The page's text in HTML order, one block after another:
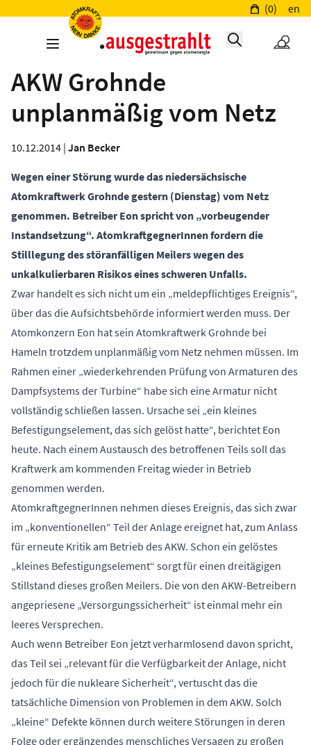
(0) en
AKW Grohnde
unplanmäßig vom Netz
10.12.2014 | Jan Becker
Wegen einer Störung wurde das niedersächsische
Atomkraftwerk Grohnde gestern (Dienstag) vom Netz
genommen. Betreiber Eon spricht von „vorbeugender
Instandsetzung“. AtomkraftgegnerInnen fordern die
Stilllegung des störanfälligen Meilers wegen des
unkalkulierbaren Risikos eines schweren Unfalls.
Zwar handelt es sich nicht um ein „meldepflichtiges Ereignis“,
über das die Aufsichtsbehörde informiert werden muss. Der
Atomkonzern Eon hat sein Atomkraftwerk Grohnde bei
Hameln trotzdem unplanmäßig vom Netz nehmen müssen. Im
Rahmen einer „wiederkehrenden Prüfung von Armaturen des
Dampfsystems der Turbine“ habe sich eine Armatur nicht
vollständig schließen lassen. Ursache sei „ein kleines
Befestigungselement, das sich gelöst hatte“, berichtet Eon
heute. Nach einem Austausch des betroffenen Teils soll das
Kraftwerk am kommenden Freitag wieder in Betrieb
genommen werden.
AtomkraftgegnerInnen nehmen dieses Ereignis, das sich zwar
im „konventionellen“ Teil der Anlage ereignet hat, zum Anlass
für erneute Kritik am Betrieb des AKW. Schon ein gelöstes
„kleines Befestigungselement“ sorgt für einen dreitägigen
Stillstand dieses großen Meilers. Die von den AKW-Betreibern
angepriesene „Versorgungssicherheit“ ist einmal mehr ein
leeres Versprechen.
Auch wenn Betreiber Eon jetzt verharmlosend davon spricht,
das Teil sei „relevant für die Verfügbarkeit der Anlage, nicht
jedoch für die nukleare Sicherheit“, vertuscht das die
tatsächliche Dimension von Problemen in dem AKW. Solch
„kleine“ Defekte können durch weitere Störungen in deren
Folge oder ergänzendes menschliches Versagen zu großen